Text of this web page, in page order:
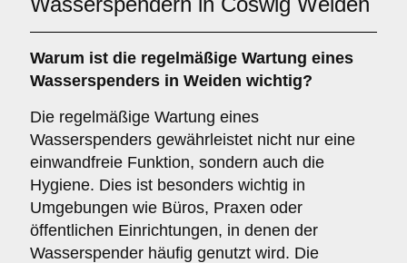
Warum ist die regelmäßige Wartung eines
Wasserspenders in Weiden wichtig?
Die regelmäßige Wartung eines
Wasserspenders gewährleistet nicht nur eine
einwandfreie Funktion, sondern auch die
Hygiene. Dies ist besonders wichtig in
Umgebungen wie Büros, Praxen oder
öffentlichen Einrichtungen, in denen der
Wasserspender häufig genutzt wird. Die